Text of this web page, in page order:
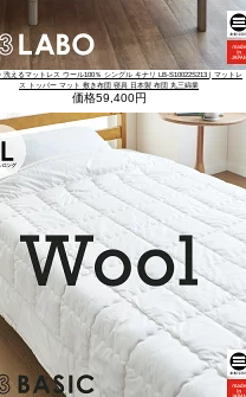
洗えるマットレス ウール100％ シングル キナリ LB-S10022S213 | マットレ
ス トッパー マット 敷き布団 寝具 日本製 布団 丸三綿業
価格59,400円